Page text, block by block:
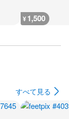
¥1,500
すべて見る